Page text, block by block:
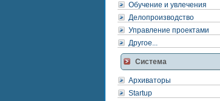
Обучение и увлечения
Делопроизводство
Управление проектами
Другое...
Система
Архиваторы
Startup